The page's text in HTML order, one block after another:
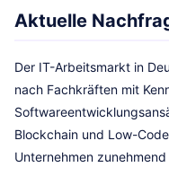
Aktuelle
Der IT-Arbeitsmarkt in
nach Fachkräften mit
Blockchain und Low-
Unternehmen